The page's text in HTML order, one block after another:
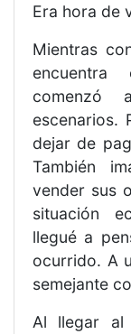
Era hora de
Mientras
escenarios.
dejar de
También
vender sus
situación
llegué a
ocurrido. A
semejante
Al llegar al